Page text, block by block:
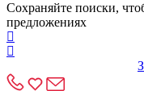
Сохраняйте поиски,
предложениях